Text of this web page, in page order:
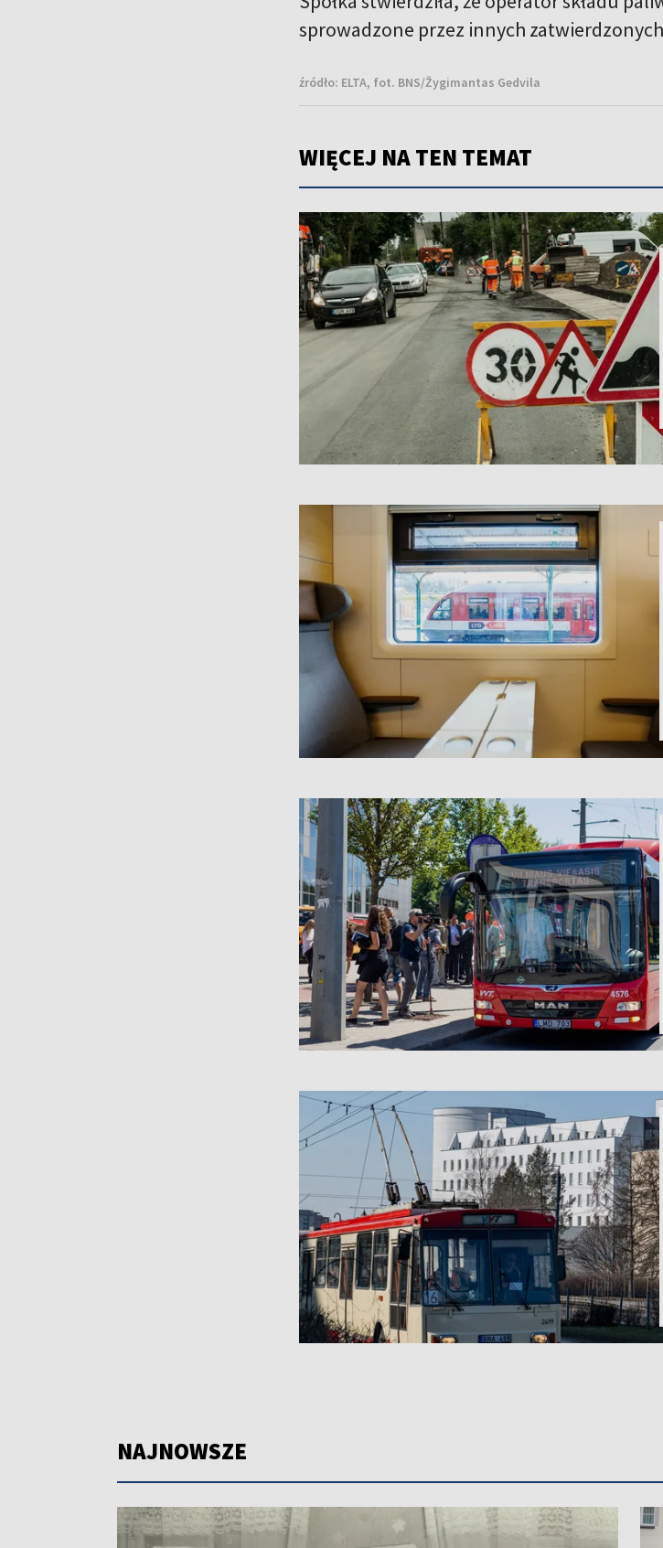
sprowadzone przez innych
źródło: ELTA, fot. BNS/Žygimantas Gedvila
WIĘCEJ NA TEN TEMAT
NAJNOWSZE